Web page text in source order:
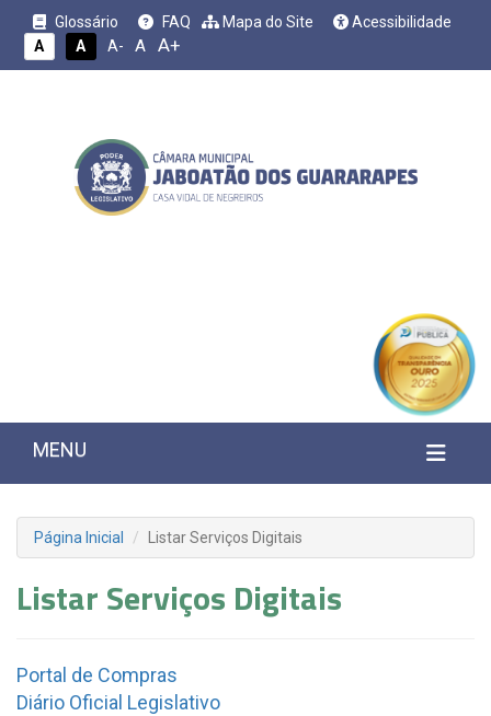
Glossário FAQ Mapa do Site
Acessibilidade
A
A A- A A+
MENU
Página Inicial Listar Serviços Digitais
Listar Serviços Digitais
Portal de Compras
Diário Oficial Legislativo